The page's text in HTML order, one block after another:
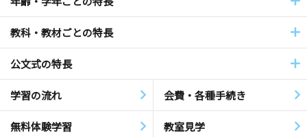
教科・教材ごとの特長
公文式の特長
学習の流れ 会費・各種手続き
無料体験学習 教室見学